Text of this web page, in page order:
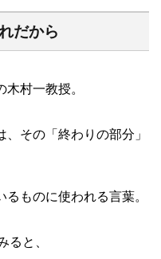
だから
村一教授。
、その「終わりの部分」
ものに使われる言葉。
ると、